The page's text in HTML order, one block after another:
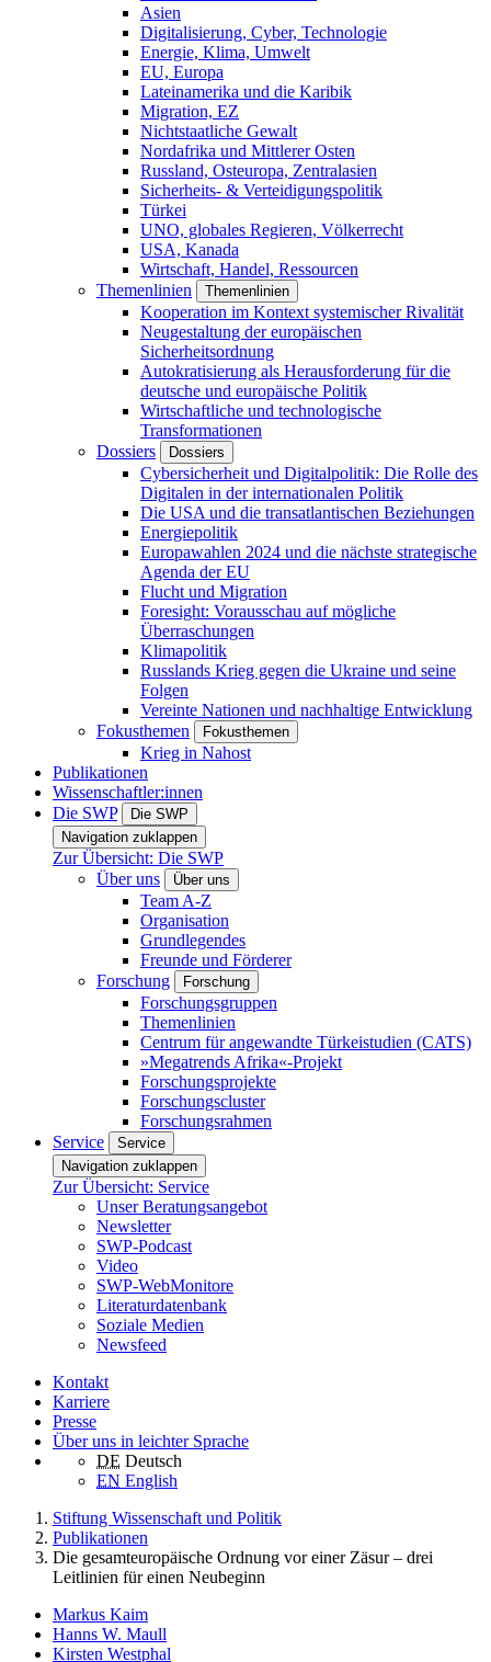
Asien
Digitalisierung, Cyber, Technologie
Energie, Klima, Umwelt
EU, Europa
Lateinamerika und die Karibik
Migration, EZ
Nichtstaatliche Gewalt
Nordafrika und Mittlerer Osten
Russland, Osteuropa, Zentralasien
Sicherheits- & Verteidigungspolitik
Türkei
UNO, globales Regieren, Völkerrecht
USA, Kanada
Wirtschaft, Handel, Ressourcen
Themenlinien
Themenlinien
Kooperation im Kontext systemischer Rivalität
Neugestaltung der europäischen
Sicherheitsordnung
Autokratisierung als Herausforderung für die
deutsche und europäische Politik
Wirtschaftliche und technologische
Transformationen
Dossiers
Dossiers
Cybersicherheit und Digitalpolitik: Die Rolle des
Digitalen in der internationalen Politik
Die USA und die transatlantischen Beziehungen
Energiepolitik
Europawahlen 2024 und die nächste strategische
Agenda der EU
Flucht und Migration
Foresight: Vorausschau auf mögliche
Überraschungen
Klimapolitik
Russlands Krieg gegen die Ukraine und seine
Folgen
Vereinte Nationen und nachhaltige Entwicklung
Fokusthemen
Fokusthemen
Krieg in Nahost
Publikationen
Wissenschaftler:innen
Die SWP
Die SWP
Navigation zuklappen
Zur Übersicht: Die SWP
Über uns
Über uns
Team A-Z
Organisation
Grundlegendes
Freunde und Förderer
Forschung
Forschung
Forschungsgruppen
Themenlinien
Centrum für angewandte Türkeistudien (CATS)
»Megatrends Afrika«-Projekt
Forschungsprojekte
Forschungscluster
Forschungsrahmen
Service
Service
Navigation zuklappen
Zur Übersicht: Service
Unser Beratungsangebot
Newsletter
SWP-Podcast
Video
SWP-WebMonitore
Literaturdatenbank
Soziale Medien
Newsfeed
Kontakt
Karriere
Presse
Über uns in leichter Sprache
DE Deutsch
EN English
Stiftung Wissenschaft und Politik
Publikationen
Die gesamteuropäische Ordnung vor einer Zäsur – drei
Leitlinien für einen Neubeginn
Markus Kaim
Hanns W. Maull
Kirsten Westphal